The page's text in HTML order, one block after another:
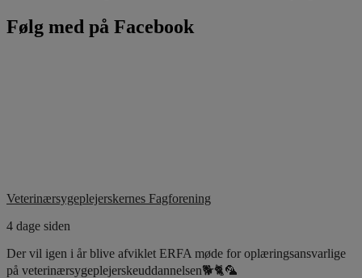
Følg med på Facebook
Veterinærsygeplejerskernes Fagforening
4 dage siden
Der vil igen i år blive afviklet ERFA møde for oplæringsansvarlige
på veterinærsygeplejerskeuddannelsen🐕🐈🦜